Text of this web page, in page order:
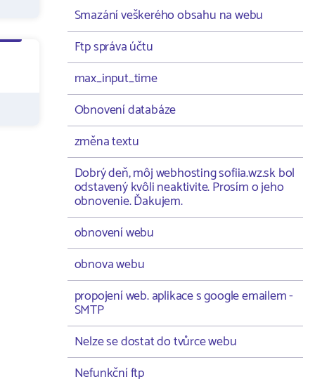
Smazání veškerého obsahu na webu
Ftp správa účtu
max_input_time
Obnovení databáze
změna textu
Dobrý deň, môj webhosting sofiia.wz.sk bol
odstavený kvôli neaktivite. Prosím o jeho
obnovenie. Ďakujem.
obnovení webu
obnova webu
propojení web. aplikace s google emailem -
SMTP
Nelze se dostat do tvůrce webu
Nefunkční ftp